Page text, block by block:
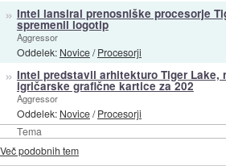
Tema
» Intel lansiral prenosniške procesorje
spremenil logotip
Aggressor
Oddelek: Novice/Procesorji
» Intel predstavil arhitekturo Tiger Lake,
igričarske grafične kartice za 202
Aggressor
Oddelek: Novice/Procesorji
Več podobnih tem